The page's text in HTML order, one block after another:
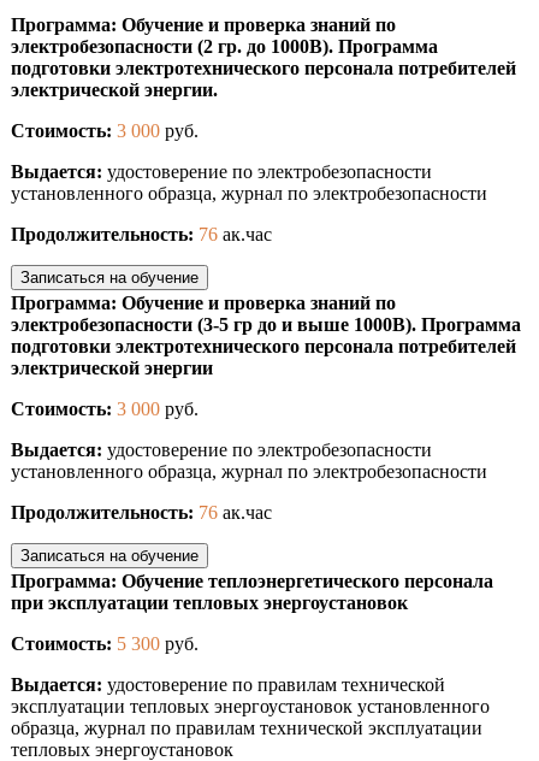
Программа: Обучение и проверка знаний по
электробезопасности (2 гр. до 1000В). Программа
подготовки электротехнического персонала потребителей
электрической энергии.
Стоимость: 3 000 руб.
Выдается: удостоверение по электробезопасности
установленного образца, журнал по электробезопасности
Продолжительность: 76 ак.час
Записаться на обучение
Программа: Обучение и проверка знаний по
электробезопасности (3-5 гр до и выше 1000В). Программа
подготовки электротехнического персонала потребителей
электрической энергии
Стоимость: 3 000 руб.
Выдается: удостоверение по электробезопасности
установленного образца, журнал по электробезопасности
Продолжительность: 76 ак.час
Записаться на обучение
Программа: Обучение теплоэнергетического персонала
при эксплуатации тепловых энергоустановок
Стоимость: 5 300 руб.
Выдается: удостоверение по правилам технической
эксплуатации тепловых энергоустановок установленного
образца, журнал по правилам технической эксплуатации
тепловых энергоустановок